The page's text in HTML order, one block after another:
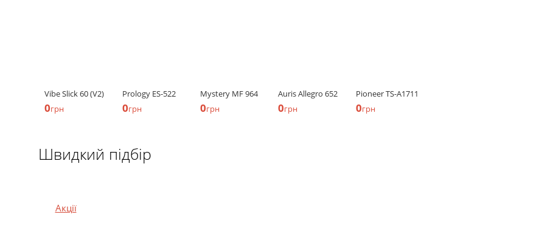
Vibe Slick 60 (V2)
0грн
Prology ES-522
0грн
Mystery MF 964
0грн
Auris Allegro 652
0грн
Pioneer TS-A1711
0грн
Швидкий підбір
Акції